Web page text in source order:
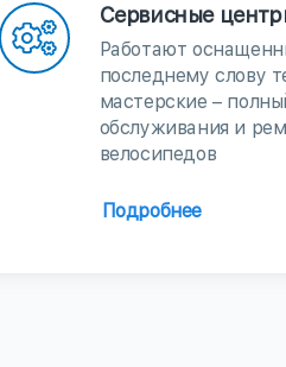
Сервисные
Работают
последнему слову
мастерские –
обслуживания и
велосипедов
Подробнее